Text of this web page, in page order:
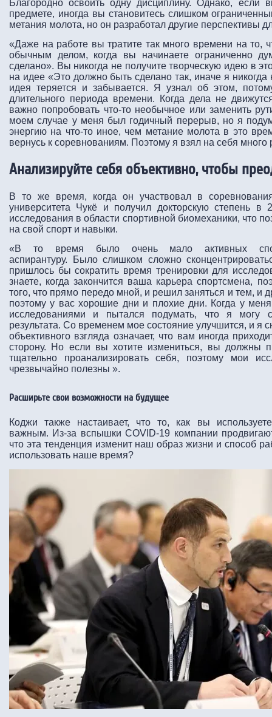
Благородно освоить одну дисциплину. Однако,
предмете, иногда вы становитесь слишком
метания молота, но он разработал другие перспективы
«Даже на работе вы тратите так много времени на то,
обычным делом, когда вы начинаете ограниченно
сделано». Вы никогда не получите творческую идею в
на идее «Это должно быть сделано так, иначе я
идея теряется и забывается. Я узнал об этом,
длительного периода времени. Когда дела не
важно попробовать что-то необычное или заменить
моем случае у меня был годичный перерыв, но я
энергию на что-то иное, чем метание молота в это
вернусь к соревнованиям. Поэтому я взял на себя много
Анализируйте себя объективно, чтобы
В то же время, когда он участвовал в
университета Чукё и получил докторскую степень
исследования в области спортивной биомеханики, что
на свой спорт и навыки.
«В то время было очень мало активных
аспирантуру. Было слишком сложно
пришлось бы сократить время тренировки для
знаете, когда закончится ваша карьера спортсмена,
того, что прямо передо мной, и решил заняться и тем, и
поэтому у вас хорошие дни и плохие дни. Когда у
исследованиями и пытался подумать, что я могу
результата. Со временем мое состояние улучшится, и я
объективного взгляда означает, что вам иногда
сторону. Но если вы хотите измениться, вы должны
тщательно проанализировать себя, поэтому мои
чрезвычайно полезны ».
Расширьте свои возможности на будущее
Коджи также настаивает, что то, как вы
важным. Из-за вспышки COVID-19 компании
что эта тенденция изменит наш образ жизни и способ
использовать наше время?